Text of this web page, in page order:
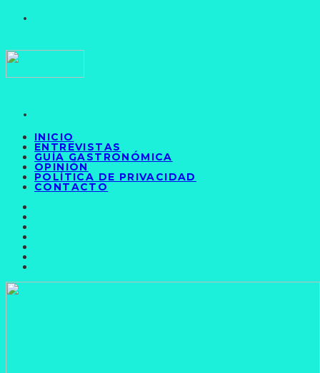
INICIO
ENTREVISTAS
GUÍA GASTRONÓMICA
OPINIÓN
POLÍTICA DE PRIVACIDAD
CONTACTO